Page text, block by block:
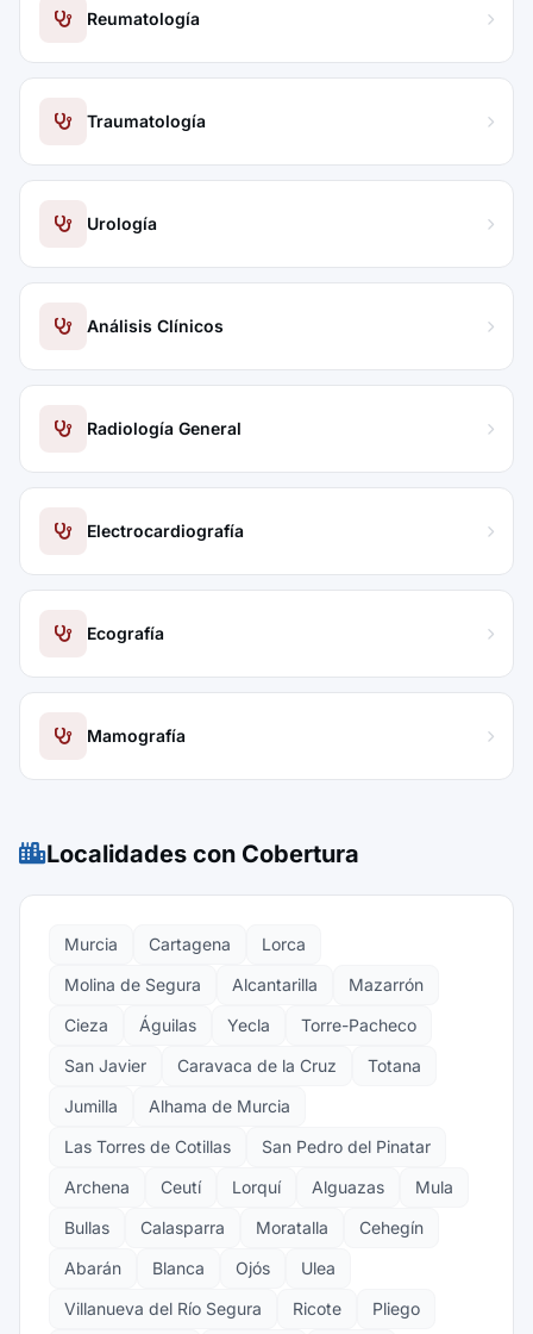
Reumatología
Traumatología
Urología
Análisis Clínicos
Radiología General
Electrocardiografía
Ecografía
Mamografía
Localidades con Cobertura
Murcia Cartagena
Lorca
Molina de Segura
Alcantarilla
Mazarrón
Cieza
Águilas Yecla
Torre-Pacheco
San Javier
Caravaca de la Cruz
Totana
Jumilla
Alhama de Murcia
Las Torres de Cotillas
San Pedro del Pinatar
Archena
Ceutí Lorquí Alguazas
Mula
Bullas
Calasparra Moratalla
Cehegín
Abarán
Blanca Ojós
Ulea
Villanueva del Río Segura
Ricote
Pliego